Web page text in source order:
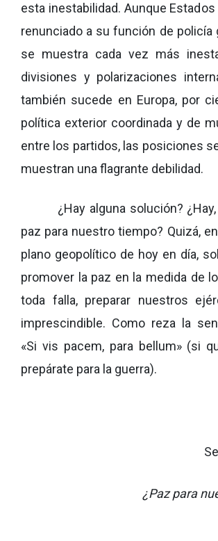
esta inestabilidad. Aunque Estados
renunciado a su función de policía
se muestra cada vez más
divisiones y polarizaciones
también sucede en Europa, por
política exterior coordinada y de
entre los partidos, las posiciones
muestran una flagrante debilidad.
¿Hay alguna solución?
paz para nuestro tiempo? Quizá,
plano geopolítico de hoy en día,
promover la paz en la medida de
toda falla, preparar nuestros
imprescindible. Como reza la
«Si vis pacem, para bellum» (si
prepárate para la guerra).
¿Paz para